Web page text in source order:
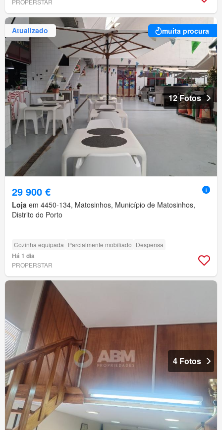
Atualizado muita procura
12 Fotos
29 900 €
Loja em 4450-134, Matosinhos, Município de Matosinhos,
Distrito do Porto
Cozinha equipada Parcialmente mobiliado Despensa
Há 1 dia
PROPERSTAR
4 Fotos